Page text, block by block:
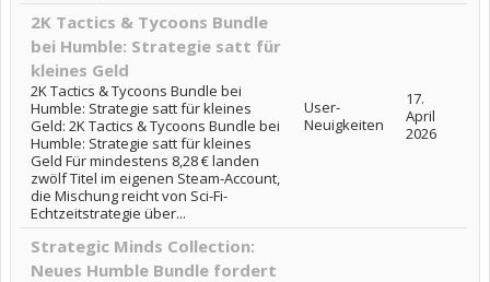
2K Tactics & Tycoons Bundle
bei Humble: Strategie satt für
kleines Geld
2K Tactics & Tycoons Bundle bei
Humble: Strategie satt für kleines
Geld: 2K Tactics & Tycoons Bundle bei
Humble: Strategie satt für kleines
Geld Für mindestens 8,28 € landen
zwölf Titel im eigenen Steam-Account,
die Mischung reicht von Sci-Fi-
Echtzeitstrategie über...
User-
Neuigkeiten
17.
April
2026
Strategic Minds Collection:
Neues Humble Bundle fordert